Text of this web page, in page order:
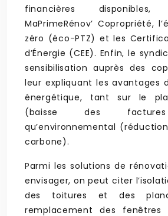
financières
MaPrimeRénov’ Copropriété,
zéro (éco-PTZ) et les
d’Énergie (CEE). Enfin, le
sensibilisation auprès des
leur expliquant les avantages
énergétique, tant sur le
(baisse des factures
qu’environnemental
carbone).
Parmi les solutions de
envisager, on peut citer
des toitures et des
remplacement des